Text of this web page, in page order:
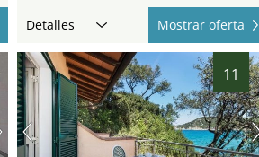
Detalles Mostrar oferta
11